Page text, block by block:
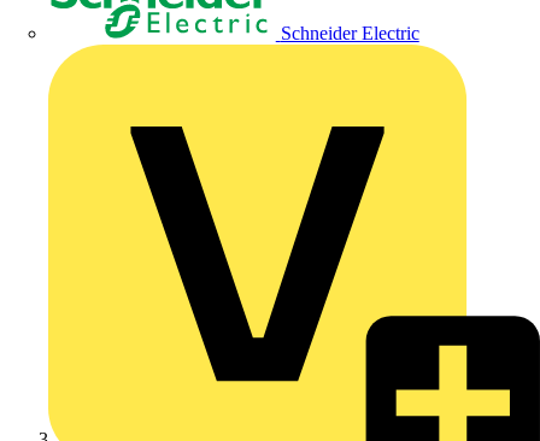
Schneider Electric